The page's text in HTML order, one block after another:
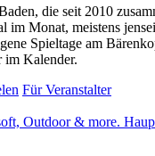
die seit 2010
im Monat, meistens
Spieltage am
im Kalender.
Für Veranstalter